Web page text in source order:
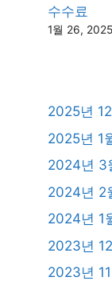
수수료
1월 26, 2025
2025년
2025년 1
2024년 3
2024년 2
2024년 1
2023년
2023년